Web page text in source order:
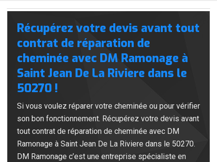
Récupérez votre devis avant tout
contrat de réparation de
cheminée avec DM Ramonage à
Saint Jean De La Riviere dans le
50270 !
Si vous voulez réparer votre cheminée ou pour vérifier
son bon fonctionnement. Récupérez votre devis avant
tout contrat de réparation de cheminée avec DM
Ramonage à Saint Jean De La Riviere dans le 50270.
DM Ramonage c’est une entreprise spécialiste en